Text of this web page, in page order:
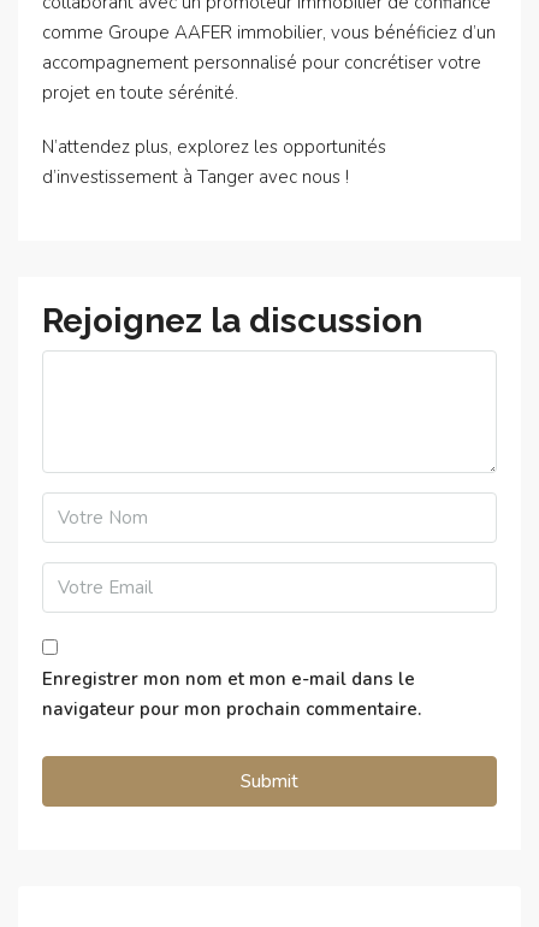
comme Groupe AAFER immobilier, vous bénéficiez d’un
accompagnement personnalisé pour concrétiser votre
projet en toute sérénité.
N’attendez plus, explorez les opportunités
d’investissement à Tanger avec nous !
Rejoignez la discussion
Enregistrer mon nom et mon e-mail dans le
navigateur pour mon prochain commentaire.